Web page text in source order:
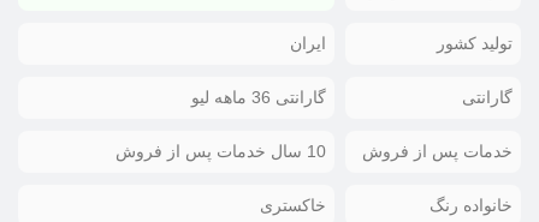
تولید کشور ایران
گارانتی گارانتی 36 ماهه لیو
خدمات پس از فروش 10 سال خدمات پس از فروش
خانواده رنگ خاکستری